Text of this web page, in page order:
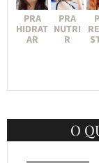
PRA
HIDRAT
AR
PRA
NUTRI
R
O